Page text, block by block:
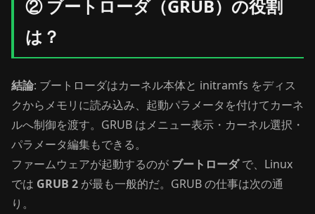
② ブートローダ（GRUB）の役割
は？
結論: ブートローダはカーネル本体と initramfs をディス
クからメモリに読み込み、起動パラメータを付けてカーネ
ルへ制御を渡す。GRUB はメニュー表示・カーネル選択・
パラメータ編集もできる。
ファームウェアが起動するのが ブートローダで、Linux
では GRUB 2 が最も一般的だ。GRUB の仕事は次の通
り。